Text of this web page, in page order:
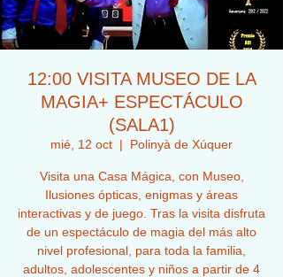
12:00 VISITA MUSEO DE LA
MAGIA+ ESPECTÁCULO
(SALA1)
mié, 12 oct
  |
Polinyà de Xúquer
Visita una Casa Mágica, con Museo,
Ilusiones ópticas, enigmas y áreas
interactivas y de juego. Tras la visita disfruta
de un espectáculo de magia del más alto
nivel profesional, para toda la familia,
adultos, adolescentes y niños a partir de 4